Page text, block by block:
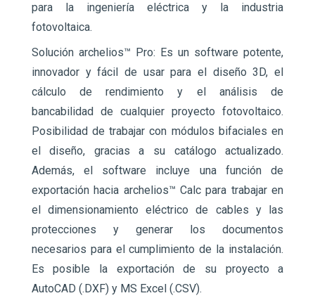
para la ingeniería eléctrica y la industria
fotovoltaica.
Solución archelios™ Pro: Es un software potente,
innovador y fácil de usar para el diseño 3D, el
cálculo de rendimiento y el análisis de
bancabilidad de cualquier proyecto fotovoltaico.
Posibilidad de trabajar con módulos bifaciales en
el diseño, gracias a su catálogo actualizado.
Además, el software incluye una función de
exportación hacia archelios™ Calc para trabajar en
el dimensionamiento eléctrico de cables y las
protecciones y generar los documentos
necesarios para el cumplimiento de la instalación.
Es posible la exportación de su proyecto a
AutoCAD (.DXF) y MS Excel (.CSV).